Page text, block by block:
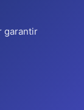
garantir